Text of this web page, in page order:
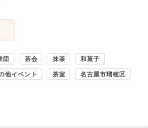
団 茶会 抹茶 和菓子
他イベント 茶室 名古屋市瑞穂区